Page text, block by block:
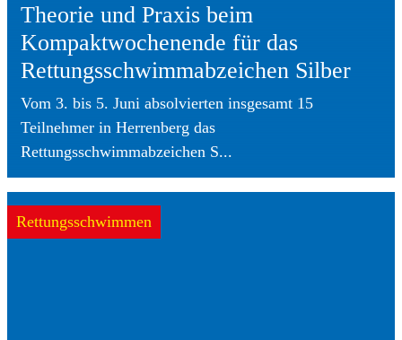
Theorie und Praxis beim
Kompaktwochenende für das
Rettungsschwimmabzeichen Silber
Vom 3. bis 5. Juni absolvierten insgesamt 15
Teilnehmer in Herrenberg das
Rettungsschwimmabzeichen S...
Rettungsschwimmen